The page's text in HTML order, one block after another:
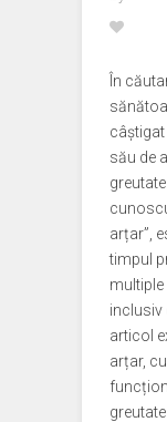
În
său de
arțar”,
timpul
multiple
inclusiv
articol
arțar,